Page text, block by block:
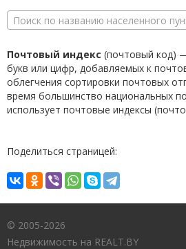
Поиск по названию населенного
Почтовый индекс (почтовый код)
букв или цифр, добавляемых к
облегчения сортировки почтовых
время большинство национальных
использует почтовые индексы
Поделиться страницей:
© 2005-2026
Недвижимость на REALT.BY